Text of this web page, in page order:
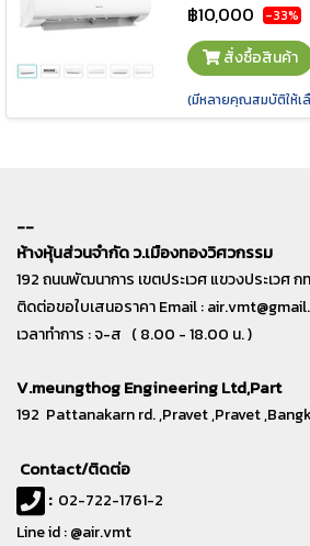
฿10,000 -33%
สั่งซื้อสินค้า
(มีหลายคุณสมบัติให้เ
--
ห้างหุ้นส่วนจำกัด ว.เมืองทองวิศวกรรม
192 ถนนพัฒนาการ เขตประเวศ แขวงประเวศ ก
ติดต่อขอใบเสนอราคา Email :
เวลาทำการ : จ-ส ( 8.00 - 18.00 น. )
V.meungthog Engineering Ltd,Part
192 Pattanakarn rd. ,Pravet ,Pravet
Contact/ติดต่อ
: 02-722-1761-2
Line id : @air.vmt